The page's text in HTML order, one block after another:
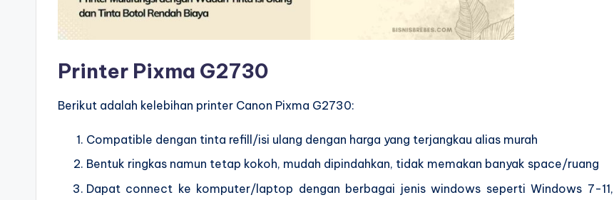
Printer Pixma G2730
Berikut adalah kelebihan printer Canon Pixma G2730:
Compatible dengan tinta refill/isi ulang dengan harga yang terjangkau alias murah
Bentuk ringkas namun tetap kokoh, mudah dipindahkan, tidak memakan banyak space/ruang
Dapat connect ke komputer/laptop dengan berbagai jenis windows seperti Windows 7-11,